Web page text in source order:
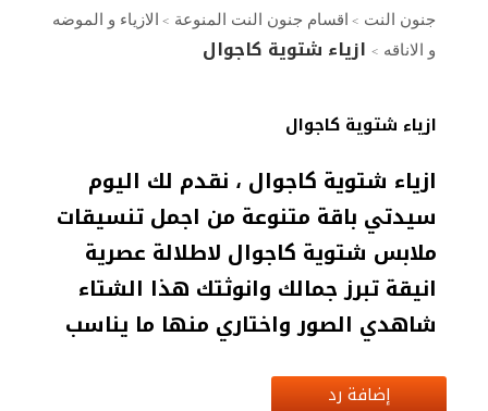
جنون النت > اقسام جنون النت المنوعة >
الازياء و الموضه
و الاناقه > ازياء شتوية كاجوال
ازياء شتوية كاجوال
ازياء شتوية كاجوال ، نقدم لك اليوم
سيدتي باقة متنوعة من اجمل تنسيقات
ملابس شتوية كاجوال لاطلالة عصرية
انيقة تبرز جمالك وانوثتك هذا الشتاء
شاهدي الصور واختاري منها ما يناسب
إضافة رد